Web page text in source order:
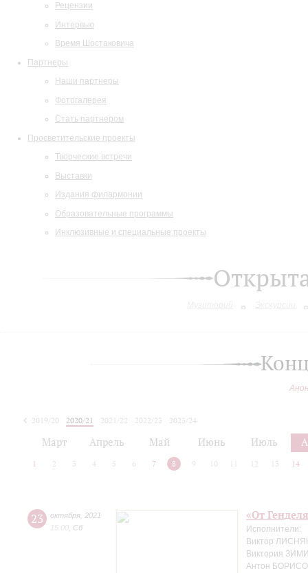
Рецензии
Интервью
Время Шостаковича
Партнеры
Наши партнеры
Фотогалерея
Стать партнером
Просветительские проекты
Творческие встречи
Выставки
Издания филармонии
Образовательные программы
Инклюзивные и специальные проекты
2019/20 2020/21 2021/22 2022/23
2023/24
Март Апрель Май Июнь Июль
1 2 3 4 5 6 7 8 9 10 12 13 14
23 октября 2021
15:00 Сб
«От
Исполнители:
Виктор
Виктория
Антон